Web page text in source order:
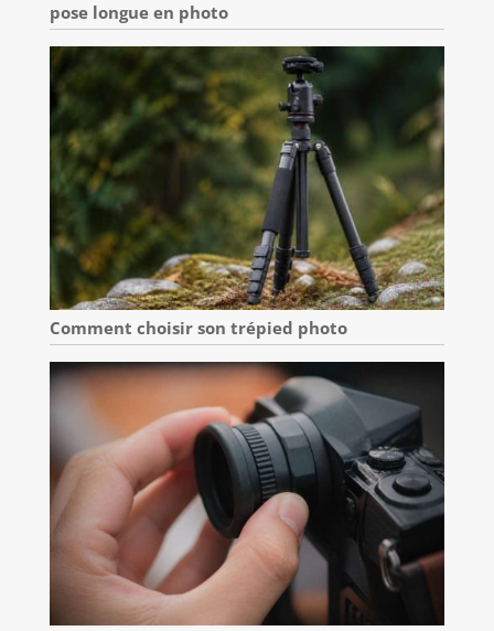
pose longue en photo
Comment choisir son trépied photo